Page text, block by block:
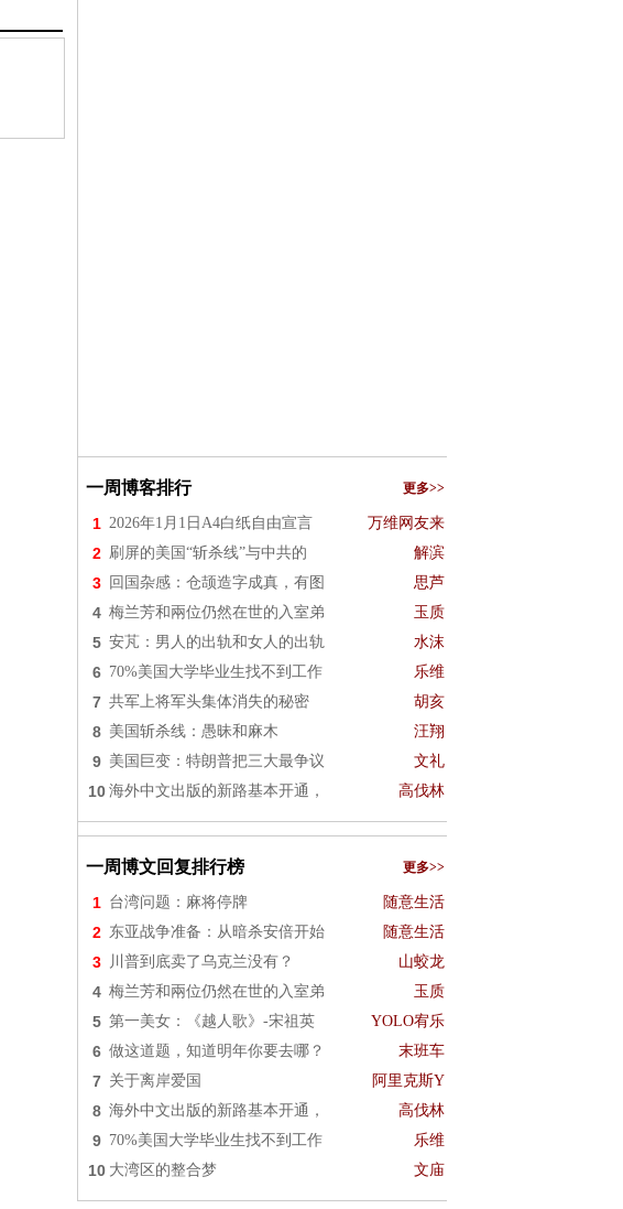
一周博客排行 更多>>
1 2026年1月1日A4白纸自由宣言 万维网友来
2 刷屏的美国“斩杀线”与中共的 解滨
3 回国杂感：仓颉造字成真，有图 思芦
4 梅兰芳和兩位仍然在世的入室弟 玉质
5 安芃：男人的出轨和女人的出轨 水沫
6 70%美国大学毕业生找不到工作 乐维
7 共军上将军头集体消失的秘密 胡亥
8 美国斩杀线：愚昧和麻木 汪翔
9 美国巨变：特朗普把三大最争议 文礼
10 海外中文出版的新路基本开通， 高伐林
一周博文回复排行榜 更多>>
1 台湾问题：麻将停牌 随意生活
2 东亚战争准备：从暗杀安倍开始 随意生活
3 川普到底卖了乌克兰没有？ 山蛟龙
4 梅兰芳和兩位仍然在世的入室弟 玉质
5 第一美女：《越人歌》-宋祖英 YOLO宥乐
6 做这道题，知道明年你要去哪？ 末班车
7 关于离岸爱国 阿里克斯Y
8 海外中文出版的新路基本开通， 高伐林
9 70%美国大学毕业生找不到工作 乐维
10 大湾区的整合梦 文庙